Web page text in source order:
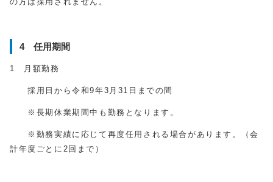
4 任用期間
1 月額勤務
採用日から令和9年3月31日までの間
※長期休業期間中も勤務となります。
※勤務実績に応じて再度任用される場合があります。（会
計年度ごとに2回まで）